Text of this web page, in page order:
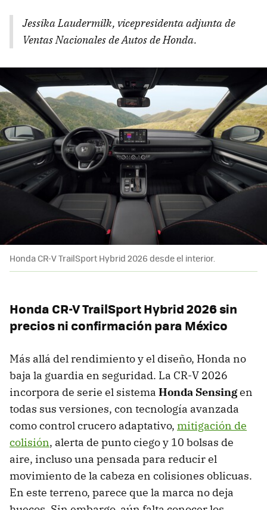
Jessika Laudermilk, vicepresidenta adjunta de
Ventas Nacionales de Autos de Honda.
Honda CR-V TrailSport Hybrid 2026 desde el interior.
Honda CR-V TrailSport Hybrid 2026 sin
precios ni confirmación para México
Más allá del rendimiento y el diseño, Honda no
baja la guardia en seguridad. La CR-V 2026
incorpora de serie el sistema Honda Sensingen
todas sus versiones, con tecnología avanzada
como control crucero adaptativo, mitigación de
colisión, alerta de punto ciego y 10 bolsas de
aire, incluso una pensada para reducir el
movimiento de la cabeza en colisiones oblicuas.
En este terreno, parece que la marca no deja